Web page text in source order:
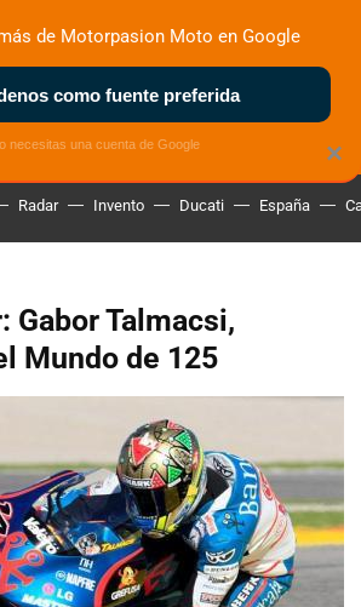
DEPORTIVAS MOTOS ELÉCTRICAS
Radar Invento Ducati España
Gabor Talmacsi,
Mundo de 125
×
de Motorpasion Moto en Google
como fuente preferida
necesitas una cuenta de Google